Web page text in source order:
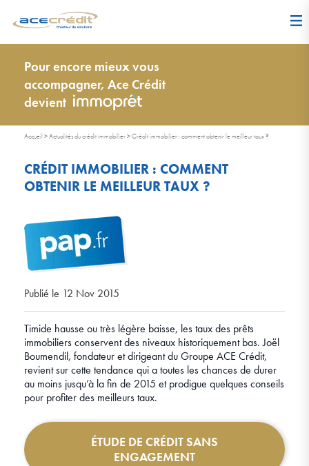
Pour encore mieux vous
accompagner, Ace Crédit
devient
Accueil >Actualités du crédit immobilier>Crédit immobilier : comment obtenir le meilleur taux ?
CRÉDIT IMMOBILIER : COMMENT
OBTENIR LE MEILLEUR TAUX ?
Publié le 12 Nov 2015
Timide hausse ou très légère baisse, les taux des prêts
immobiliers conservent des niveaux historiquement bas. Joël
Boumendil, fondateur et dirigeant du Groupe ACE Crédit,
revient sur cette tendance qui a toutes les chances de durer
au moins jusqu’à la fin de 2015 et prodigue quelques conseils
pour profiter des meilleurs taux.
ÉTUDE DE CRÉDIT SANS
ENGAGEMENT